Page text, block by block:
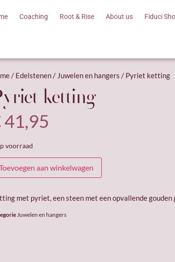
Coaching Root & Rise About us Fiduci
/ Edelstenen/ Juwelen en hangers / Pyriet ketting
ketting
41,95
voorraad
aan winkelwagen
met pyriet, een steen met een opvallende gouden
Juwelen en hangers